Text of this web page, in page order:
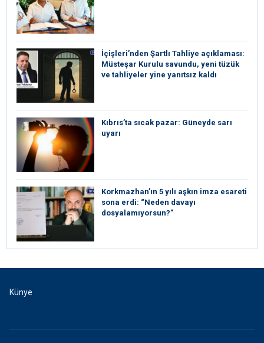
İçişleri’nden Şartlı Tahliye açıklaması:
Müsteşar Kurulu savundu, yeni tüzük
ve tahliyeler yine yanıtsız kaldı
Kıbrıs’ta sıcak pazar: Güneyde sarı
uyarı
Korkmazhan’ın 5 yılı aşkın imza esareti
sona erdi: “Neden davayı
dosyalamıyorsun?”
Künye